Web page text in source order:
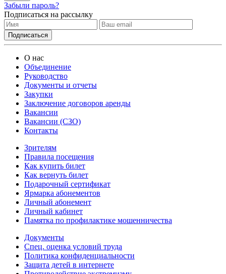
Забыли пароль?
Подписаться на рассылку
О нас
Объединение
Руководство
Документы и отчеты
Закупки
Заключение договоров аренды
Вакансии
Вакансии (СЗО)
Контакты
Зрителям
Правила посещения
Как купить билет
Как вернуть билет
Подарочный сертификат
Ярмарка абонементов
Личный абонемент
Личный кабинет
Памятка по профилактике мошенничества
Документы
Спец. оценка условий труда
Политика конфиденциальности
Защита детей в интернете